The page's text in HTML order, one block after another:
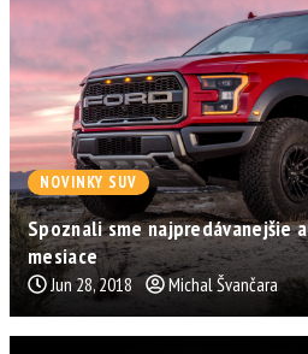
NOVINKY SUV
Spoznali sme najpredávanejšie
mesiace
Jun 28, 2018 Michal Švančara